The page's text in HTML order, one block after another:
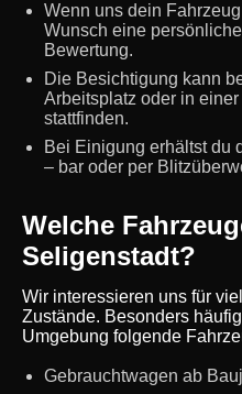
Wenn uns dein
Wunsch eine
Bewertung.
Die Besichtigung kann
Arbeitsplatz oder in
stattfinden.
Bei Einigung erhältst du
– bar oder per
Welche
Seligenstadt?
Wir interessieren uns für
Zustände. Besonders
Umgebung folgende
Gebrauchtwagen ab